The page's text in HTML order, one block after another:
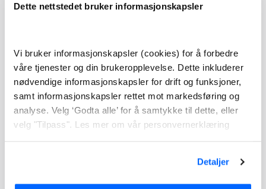
Dette nettstedet bruker informasjonskapsler
Vi bruker informasjonskapsler (cookies) for å forbedre
våre tjenester og din brukeropplevelse. Dette inkluderer
nødvendige informasjonskapsler for drift og funksjoner,
samt informasjonskapsler rettet mot markedsføring og
analyse. Velg ‘Godta alle’ for å samtykke til dette, eller
velg "Tilpass". Les mer om vår personvernerklæring
Detaljer
aktuelt med:
Eiendelsforsikring for utstyr, maskiner eller kontor.
Kunde- og prosjektforsikring hvis du jobber med store
kontrakter.